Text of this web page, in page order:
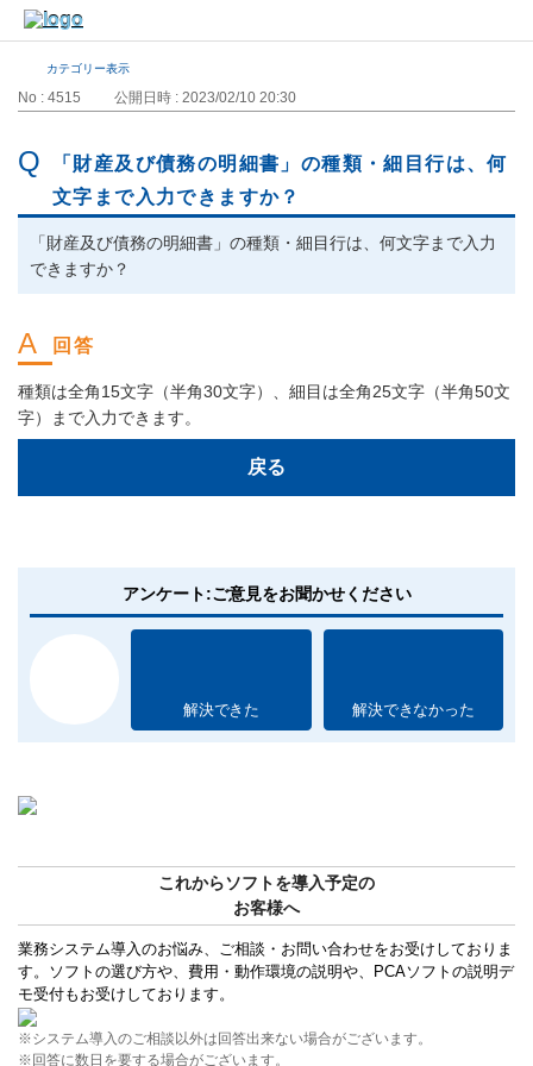
カテゴリー表示
No : 4515 公開日時 : 2023/02/10 20:30
「財産及び債務の明細書」の種類・細目行は、何
文字まで入力できますか？
「財産及び債務の明細書」の種類・細目行は、何文字まで入力
できますか？
種類は全角15文字（半角30文字）、細目は全角25文字（半角50文
字）まで入力できます。
戻る
アンケート:ご意見をお聞かせください
解決できた 解決できなかった
これからソフトを導入予定の
お客様へ
業務システム導入のお悩み、ご相談・お問い合わせをお受けしておりま
す。ソフトの選び方や、費用・動作環境の説明や、PCAソフトの説明デ
モ受付もお受けしております。
※システム導入のご相談以外は回答出来ない場合がございます。
※回答に数日を要する場合がございます。